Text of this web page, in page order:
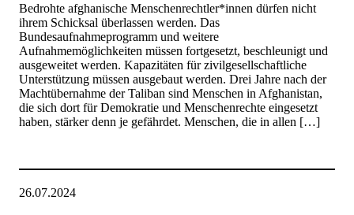
Bedrohte afghanische Menschenrechtler*innen dürfen nicht
ihrem Schicksal überlassen werden. Das
Bundesaufnahmeprogramm und weitere
Aufnahmemöglichkeiten müssen fortgesetzt, beschleunigt und
ausgeweitet werden. Kapazitäten für zivilgesellschaftliche
Unterstützung müssen ausgebaut werden. Drei Jahre nach der
Machtübernahme der Taliban sind Menschen in Afghanistan,
die sich dort für Demokratie und Menschenrechte eingesetzt
haben, stärker denn je gefährdet. Menschen, die in allen […]
26.07.2024